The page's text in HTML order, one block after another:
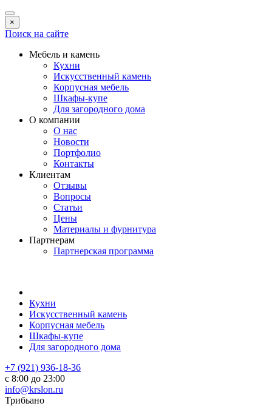
×
Поиск на сайте
Мебель и камень
Кухни
Искусственный камень
Корпусная мебель
Шкафы-купе
Для загородного дома
О компании
О нас
Новости
Портфолио
Контакты
Клиентам
Отзывы
Вопросы
Статьи
Цены
Материалы и фурнитура
Партнерам
Партнерская программа
Кухни
Искусственный камень
Корпусная мебель
Шкафы-купе
Для загородного дома
+7 (921) 936-18-36
с 8:00 до 23:00
info@krslon.ru
Трибьано